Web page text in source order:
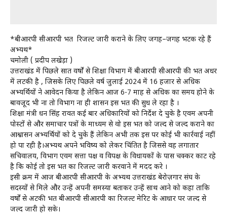
*बीआरपी सीआरपी भर्ती रिजल्ट जारी कराने के लिए जगह–जगह भटक रहे हैं
अभ्यर्थी*
चमोली ( प्रदीप लखेड़ा )
उत्तराखंड में पिछले सात वर्षों से शिक्षा विभाग में बीआरपी सीआरपी की भर्ती अधर
में लटकी है , जिसके लिए पिछले वर्ष जुलाई 2024 में 16 हजार से अधिक
अभ्यर्थियों ने आवेदन किया है लेकिन आज 6-7 माह से अधिक का समय होने के
बावजूद भी ना तो विभाग ना ही शासन इस भर्ती की सुध ले रहा है ।
शिक्षा मंत्री धन सिंह रावत कई बार अधिकारियों को निर्देश दे चुके है एवम अपनी
पोस्टों से और समाचार पत्रों के माध्यम से वो इस भर्ती को जल्द से जल्द कराने का
आश्वासन अभ्यर्थियों को दे चुके हैं लेकिन अभी तक इस पर कोई भी कार्रवाई नहीं
हो पा रही है।अभ्यर्थी अपने भविष्य को लेकर चिंतित है जिससे वह लगातार
सचिवालय, विभाग एवम सत्ता पक्ष व विपक्ष के विधायकों के पास चक्कर काट रहे
है कि कोई तो इस भर्ती का रिजल्ट जारी करवाने में मदद करे ।
इसी क्रम में आज बीआरपी सीआरपी के अभ्यर्थी उत्तराखंड बेरोज़गार संघ के
सदस्यों से मिले और उन्हें अपनी समस्या बताकर उन्हें साथ आने को कहा ताकि
वर्षों से अटकी भर्ती बीआरपी सीआरपी का रिजल्ट मेरिट के आधार पर जल्द से
जल्द जारी हो सके।